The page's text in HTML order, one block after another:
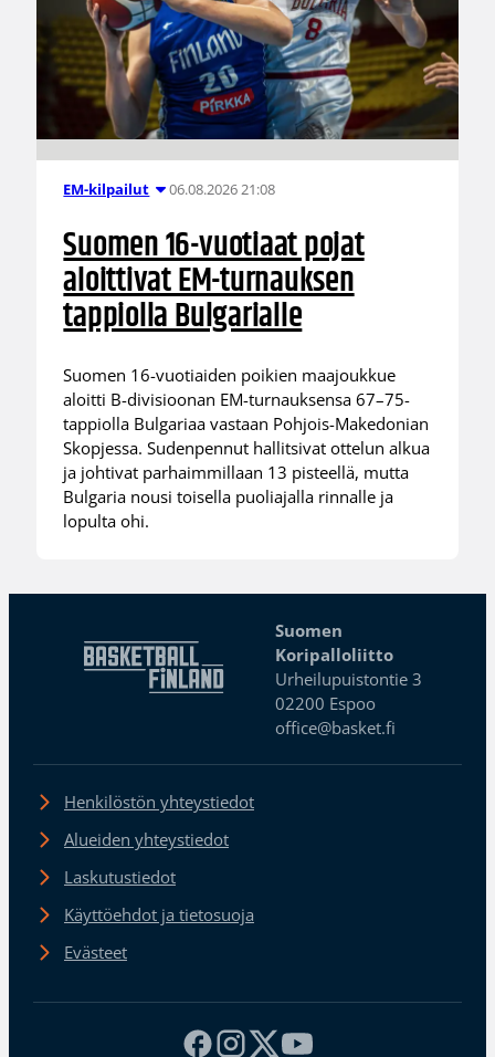
EM-kilpailut 06.08.2026 21:08
Suomen 16-vuotiaat pojat
aloittivat EM-turnauksen
tappiolla Bulgarialle
Suomen 16-vuotiaiden poikien maajoukkue
aloitti B-divisioonan EM-turnauksensa 67–75-
tappiolla Bulgariaa vastaan Pohjois-Makedonian
Skopjessa. Sudenpennut hallitsivat ottelun alkua
ja johtivat parhaimmillaan 13 pisteellä, mutta
Bulgaria nousi toisella puoliajalla rinnalle ja
lopulta ohi.
Suomen
Koripalloliitto
Urheilupuistontie 3
02200 Espoo
office@basket.fi
Henkilöstön yhteystiedot
Alueiden yhteystiedot
Laskutustiedot
Käyttöehdot ja tietosuoja
Evästeet